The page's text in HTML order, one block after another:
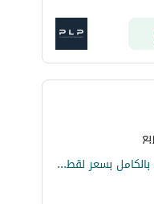
فيلا ستاند الون للبيع استلام فوري متشطب بالكامل بسعر لقطه في كمبوند ستون بارك stone park